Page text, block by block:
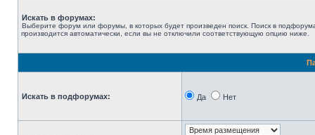
Искать в форумах:
Выберите форум или форумы, в которых будет произведен поиск. Поиск в
производится автоматически, если вы не отключили соответствующую опцию ниже.
Искать в подфорумах: Да Нет